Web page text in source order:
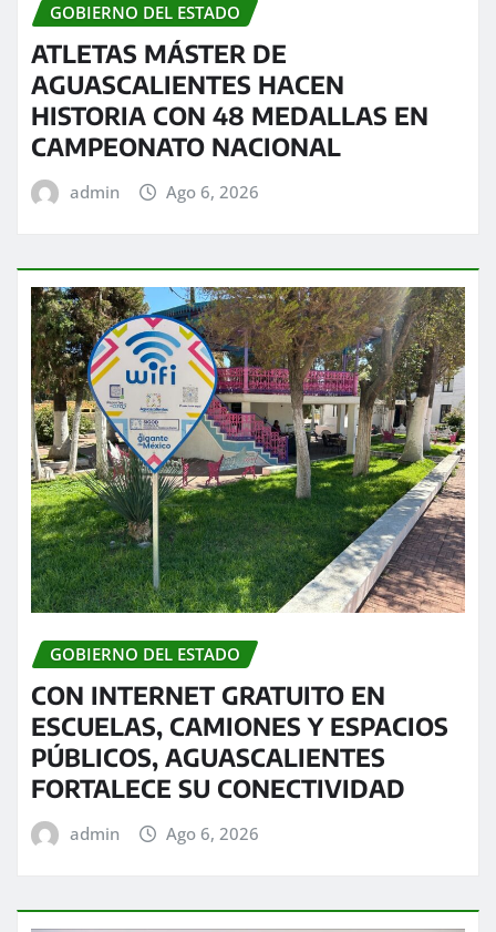
GOBIERNO DEL ESTADO
ATLETAS MÁSTER DE
AGUASCALIENTES HACEN
HISTORIA CON 48 MEDALLAS EN
CAMPEONATO NACIONAL
admin Ago 6, 2026
GOBIERNO DEL ESTADO
CON INTERNET GRATUITO EN
ESCUELAS, CAMIONES Y ESPACIOS
PÚBLICOS, AGUASCALIENTES
FORTALECE SU CONECTIVIDAD
admin Ago 6, 2026